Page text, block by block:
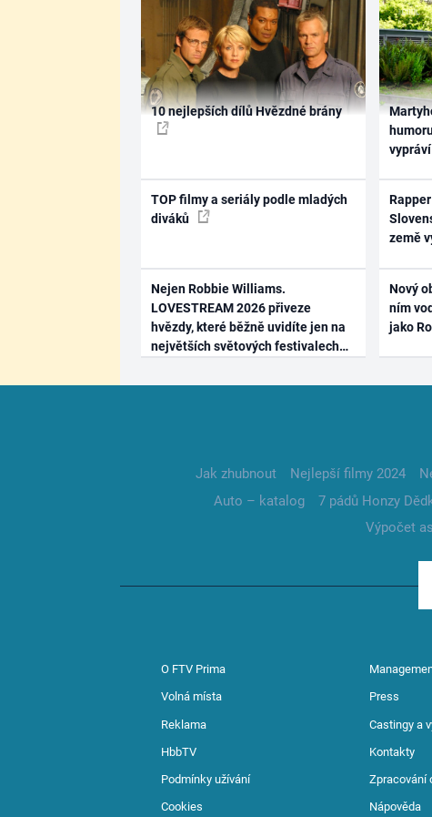
10 nejlepších dílů Hvězdné brány
TOP filmy a seriály podle mladých
diváků
Nejen Robbie Williams.
LOVESTREAM 2026 přiveze
hvězdy, které běžně uvidíte jen na
největších světových festivalech
země
Nový
ním
jako
Jak zhubnout Nejlepší filmy 2024
Auto – katalog
7 pádů Honzy
Výpočet
O FTV Prima
Volná místa Press
Reklama Castingy a
HbbTV Kontakty
Podmínky užívání Zpracování
Cookies Nápověda